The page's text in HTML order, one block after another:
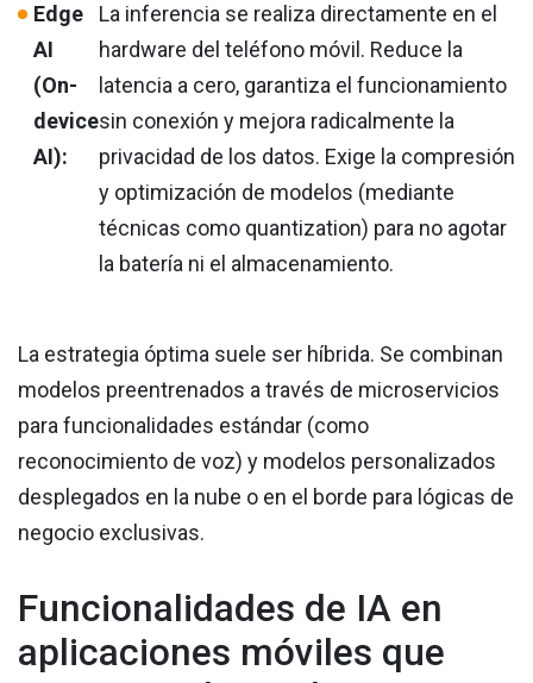
Edge
AI
(On-
device
AI):
La inferencia se realiza directamente en el
hardware del teléfono móvil. Reduce la
latencia a cero, garantiza el funcionamiento
sin conexión y mejora radicalmente la
privacidad de los datos. Exige la compresión
y optimización de modelos (mediante
técnicas como quantization) para no agotar
la batería ni el almacenamiento.
La estrategia óptima suele ser híbrida. Se combinan
modelos preentrenados a través de microservicios
para funcionalidades estándar (como
reconocimiento de voz) y modelos personalizados
desplegados en la nube o en el borde para lógicas de
negocio exclusivas.
Funcionalidades de IA en
aplicaciones móviles que